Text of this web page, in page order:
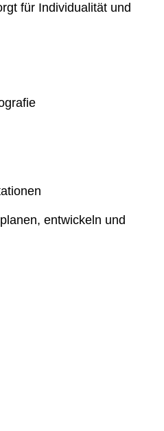
für Individualität und
entwickeln und